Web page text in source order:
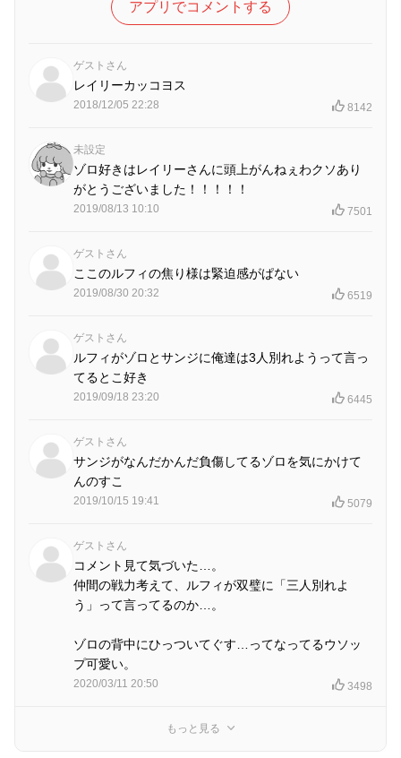
アプリでコメントする
ゲストさん
レイリーカッコヨス
2018/12/05 22:28 8142
未設定
ゾロ好きはレイリーさんに頭上がんねぇわクソあり
がとうございました！！！！！
2019/08/13 10:10 7501
ゲストさん
ここのルフィの焦り様は緊迫感がぱない
2019/08/30 20:32 6519
ゲストさん
ルフィがゾロとサンジに俺達は3人別れようって言っ
てるとこ好き
2019/09/18 23:20 6445
ゲストさん
サンジがなんだかんだ負傷してるゾロを気にかけて
んのすこ
2019/10/15 19:41 5079
ゲストさん
コメント見て気づいた…。
仲間の戦力考えて、ルフィが双璧に「三人別れよ
う」って言ってるのか…。
ゾロの背中にひっついてぐす…ってなってるウソッ
プ可愛い。
2020/03/11 20:50 3498
もっと見る